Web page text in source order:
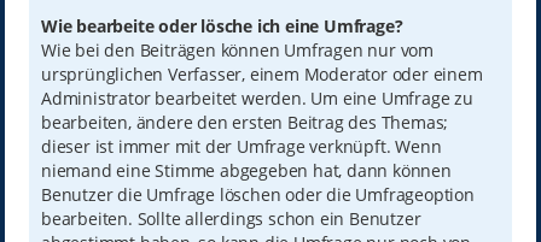
Wie bearbeite oder lösche ich eine Umfrage?
Wie bei den Beiträgen können Umfragen nur vom
ursprünglichen Verfasser, einem Moderator oder einem
Administrator bearbeitet werden. Um eine Umfrage zu
bearbeiten, ändere den ersten Beitrag des Themas;
dieser ist immer mit der Umfrage verknüpft. Wenn
niemand eine Stimme abgegeben hat, dann können
Benutzer die Umfrage löschen oder die Umfrageoption
bearbeiten. Sollte allerdings schon ein Benutzer